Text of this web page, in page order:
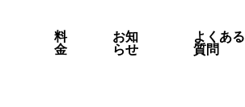
料
金
お知
らせ
よくある
質問